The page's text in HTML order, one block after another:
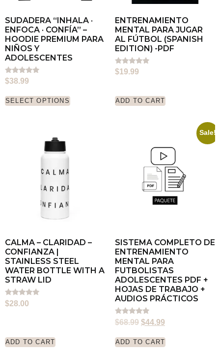
SUDADERA “INHALA ·
ENFOCA · CONFÍA” –
HOODIE PREMIUM PARA
NIÑOS Y
ADOLESCENTES
Rated
5.00
$38.99
SELECT OPTIONS
ENTRENAMIENTO
MENTAL PARA JUGAR
AL FÚTBOL (SPANISH
EDITION) -PDF
Rated
5.00
$19.99
ADD TO CART
CALMA – CLARIDAD –
CONFIANZA |
STAINLESS STEEL
WATER BOTTLE WITH A
STRAW LID
Rated
5.00
$28.00
ADD TO CART
Sale!
SISTEMA COMPLETO DE
ENTRENAMIENTO
MENTAL PARA
FUTBOLISTAS
ADOLESCENTES PDF +
HOJAS DE TRABAJO +
AUDIOS PRÁCTICOS
Rated
5.00
$68.99 $44.99
ADD TO CART